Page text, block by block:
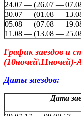
24.07 — (26.07 —
30.07 — (01.08 —
05.08 — (07.08 —
11.08 — (13.08 —
График заездов и
Даты заездов:
Дата